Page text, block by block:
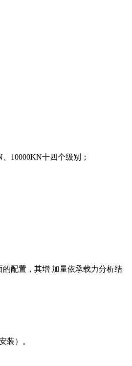
10000KN十四个级别；
配置，其增 加量依承载力分析结
装）。